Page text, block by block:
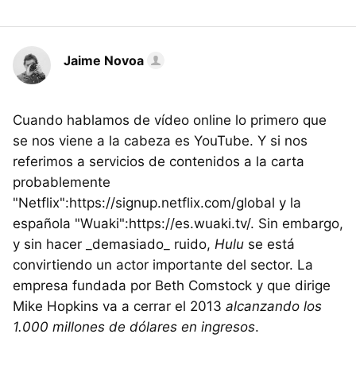
Jaime Novoa
Cuando hablamos de vídeo online lo primero que
se nos viene a la cabeza es YouTube. Y si nos
referimos a servicios de contenidos a la carta
probablemente
"Netflix":https://signup.netflix.com/global y la
española "Wuaki":https://es.wuaki.tv/. Sin embargo,
y sin hacer _demasiado_ ruido, Hulu se está
convirtiendo un actor importante del sector. La
empresa fundada por Beth Comstock y que dirige
Mike Hopkins va a cerrar el 2013 alcanzando los
1.000 millones de dólares en ingresos.